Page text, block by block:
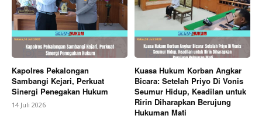
Kapolres Pekalongan
Sambangi Kejari, Perkuat
Sinergi Penegakan Hukum
14 Juli 2026
Kuasa Hukum Korban Angkar
Bicara: Setelah Priyo Di Vonis
Seumur Hidup, Keadilan untuk
Ririn Diharapkan Berujung
Hukuman Mati